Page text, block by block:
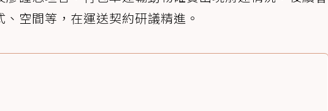
空間等，在運送契約研議精進。